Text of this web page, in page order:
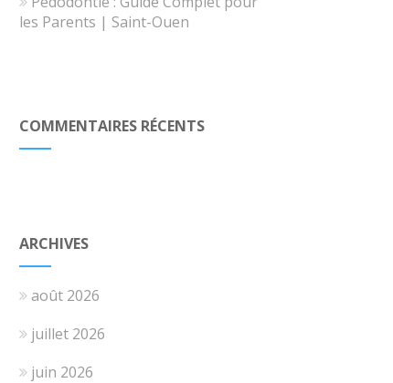
les Parents | Saint-Ouen
COMMENTAIRES RÉCENTS
ARCHIVES
août 2026
juillet 2026
juin 2026